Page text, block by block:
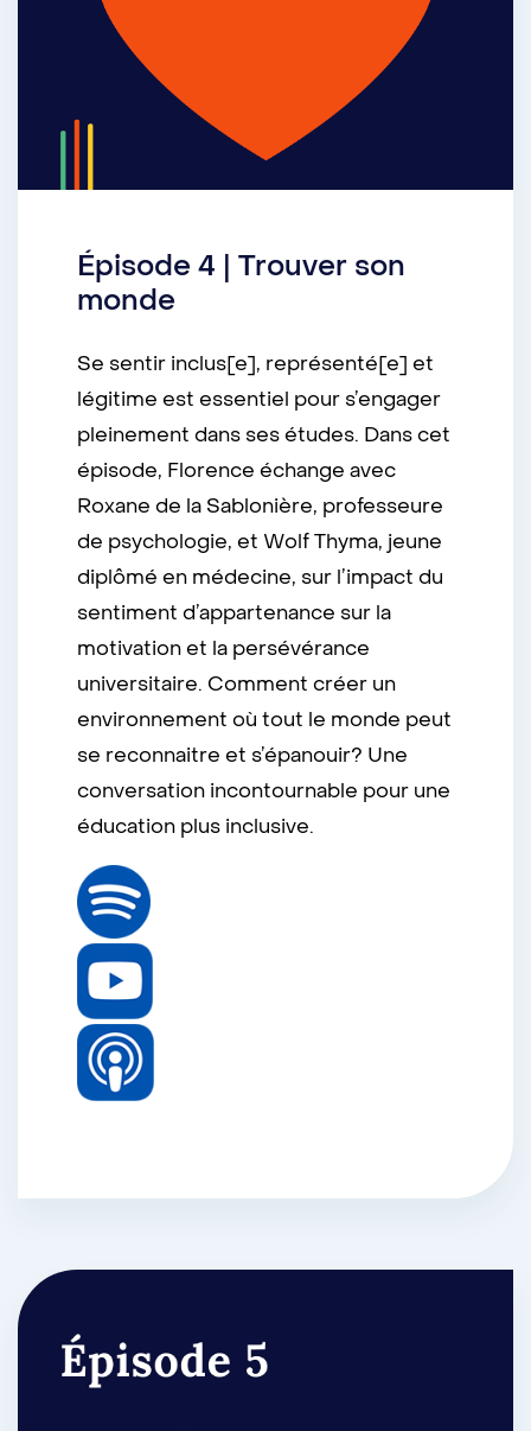
Épisode 4 | Trouver son
monde
Se sentir inclus[e], représenté[e] et
légitime est essentiel pour s’engager
pleinement dans ses études. Dans cet
épisode, Florence échange avec
Roxane de la Sablonière, professeure
de psychologie, et Wolf Thyma, jeune
diplômé en médecine, sur l’impact du
sentiment d’appartenance sur la
motivation et la persévérance
universitaire. Comment créer un
environnement où tout le monde peut
se reconnaitre et s’épanouir? Une
conversation incontournable pour une
éducation plus inclusive.